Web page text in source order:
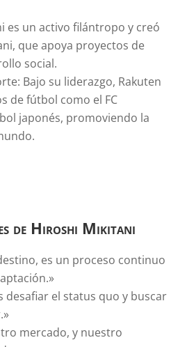
es un activo filántropo y creó
que apoya proyectos de
social.
Bajo su liderazgo, Rakuten
de fútbol como el FC
japonés, promoviendo la
de Hiroshi Mikitani
es un proceso continuo
desafiar el status quo y buscar
mercado, y nuestro